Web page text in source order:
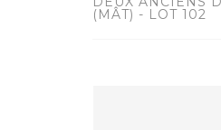
(MÂT) - LOT 102